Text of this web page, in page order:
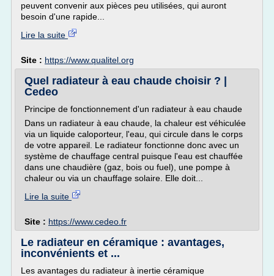
peuvent convenir aux pièces peu utilisées, qui auront
besoin d'une rapide...
Lire la suite
Site : https://www.qualitel.org
Quel radiateur à eau chaude choisir ? |
Cedeo
Principe de fonctionnement d'un radiateur à eau chaude
Dans un radiateur à eau chaude, la chaleur est véhiculée
via un liquide caloporteur, l'eau, qui circule dans le corps
de votre appareil. Le radiateur fonctionne donc avec un
système de chauffage central puisque l'eau est chauffée
dans une chaudière (gaz, bois ou fuel), une pompe à
chaleur ou via un chauffage solaire. Elle doit...
Lire la suite
Site : https://www.cedeo.fr
Le radiateur en céramique : avantages,
inconvénients et ...
Les avantages du radiateur à inertie céramique